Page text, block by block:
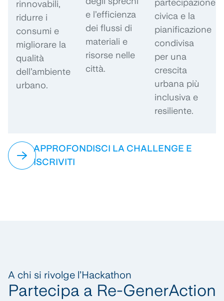
rinnovabili,
ridurre i
consumi e
migliorare la
qualità
dell’ambiente
urbano.
e l’efficienza
dei flussi di
materiali e
risorse nelle
città.
partecipazione
civica e la
pianificazione
condivisa
per una
crescita
urbana più
inclusiva e
resiliente.
APPROFONDISCI LA CHALLENGE E
ISCRIVITI
A chi si rivolge l’Hackathon
Partecipa a Re-GenerAction